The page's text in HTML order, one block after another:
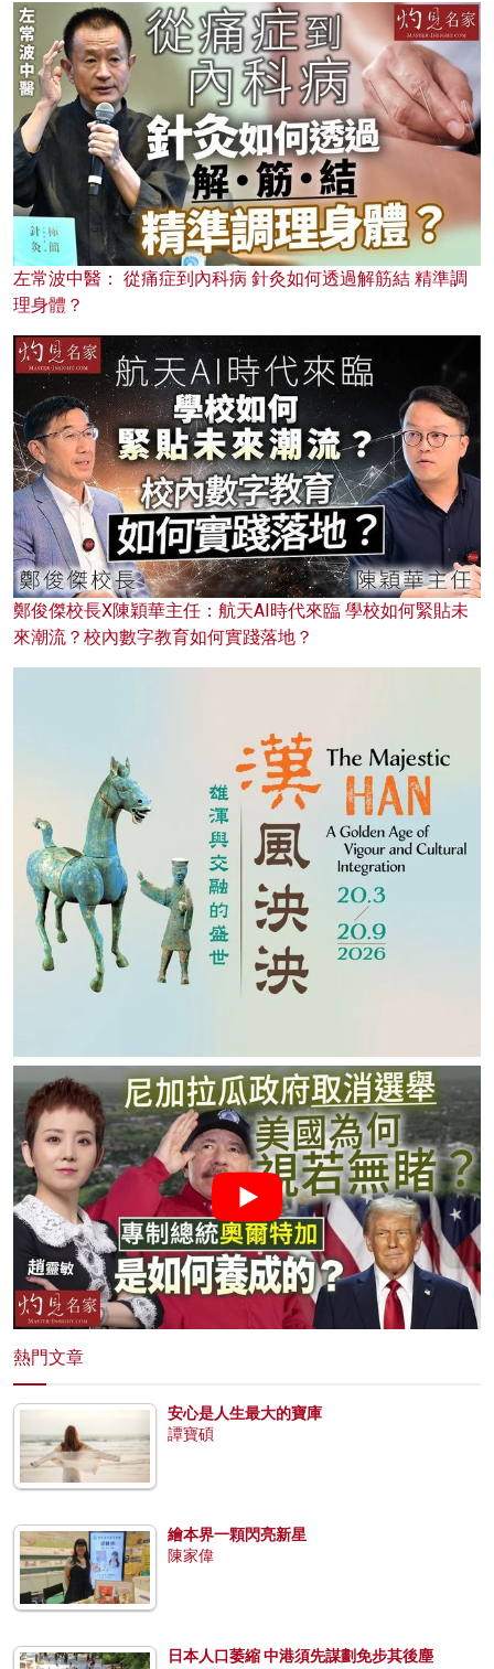
左常波中醫： 從痛症到內科病 針灸如何透過解筋結 精準調
理身體？
鄭俊傑校長X陳穎華主任：航天AI時代來臨 學校如何緊貼未
來潮流？校內數字教育如何實踐落地？
熱門文章
安心是人生最大的寶庫
譚寶碩
繪本界一顆閃亮新星
陳家偉
日本人口萎縮 中港須先謀劃免步其後塵